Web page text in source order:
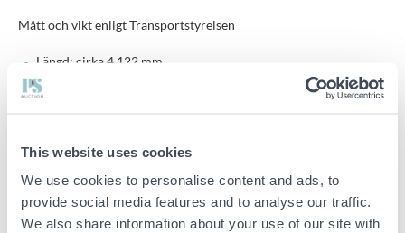
This website uses cookies
We use cookies to personalise content and ads, to
provide social media features and to analyse our traffic.
We also share information about your use of our site with
Mått och vikt enligt Transportstyrelsen
Längd: cirka 4 122 mm
Bredd: cirka 1 912 mm
Max lastvikt: 1 030 kg
Bakre överhäng: cirka 1 332 mm